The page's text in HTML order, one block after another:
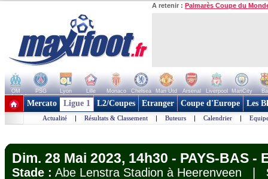
A retenir : Palmarès Coupe du
OM PSG Lyon Lille Monaco Chelsea Man Utd Arsenal Liverpool ManCity
+ de clubs
Mercato Ligue 1 L2/Coupes Etranger Coupe d'Europe Les
Actualité | Résultats & Classement | Buteurs | Calendrier |
Dim. 28 Mai 2023, 14h30 - PAYS-BAS -
Stade : Abe Lenstra Stadion à Heerenveen |